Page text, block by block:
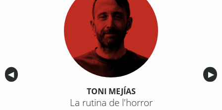
Anterior
◀︎ ▶︎
TONI MEJÍAS
La rutina de l'horror